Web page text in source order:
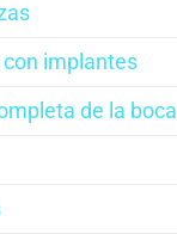
implantes
de la boca